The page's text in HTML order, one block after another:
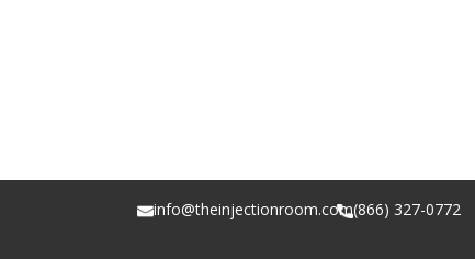
info@theinjectionroom.com(866) 327-0772